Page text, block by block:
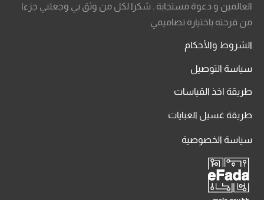
العالمين و دعوة مستجابة . شكرا لكل من وثق بي وجعلني جزءا
من فرحته باختياره تصاميمي
الشروط والأحكام
سياسة التوصيل
طريقة اخذ القياسات
طريقة غسيل العبايات
سياسة الخصوصية